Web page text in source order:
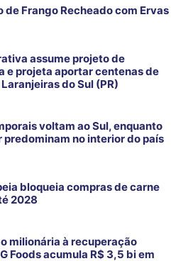
de Frango Recheado com Ervas
assume projeto de
e projeta aportar centenas de
do Sul (PR)
voltam ao Sul, enquanto
predominam no interior do país
bloqueia compras de carne
2028
milionária à recuperação
Foods acumula R$ 3,5 bi em